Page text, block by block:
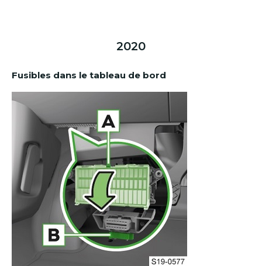
2020
Fusibles dans le tableau de bord